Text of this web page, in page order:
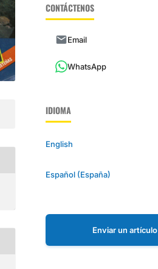
CONTÁCTENOS
Email
WhatsApp
IDIOMA
English
Español (España)
Enviar un artículo